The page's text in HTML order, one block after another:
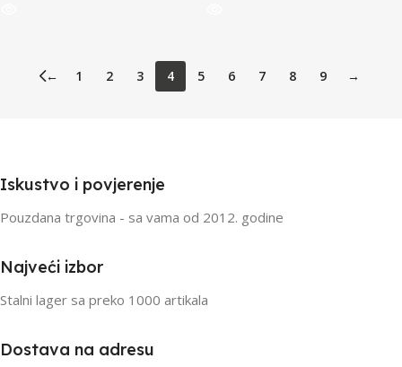
← 1 2 3 4 5 6 7 8 9 →
Iskustvo i povjerenje
Pouzdana trgovina - sa vama od 2012. godine
Najveći izbor
Stalni lager sa preko 1000 artikala
Dostava na adresu